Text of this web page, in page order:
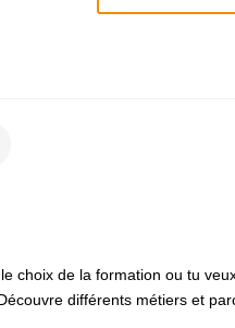
choix de la formation ou tu
différents métiers et